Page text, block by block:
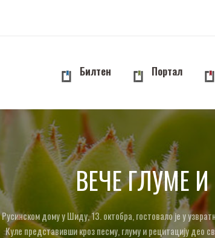
Билтен Портал
ВЕЧЕ ГЛУМЕ
дому у Шиду, 13. октобра, гостовало је у
Куле представивши кроз песму, глуму и рецитацију део